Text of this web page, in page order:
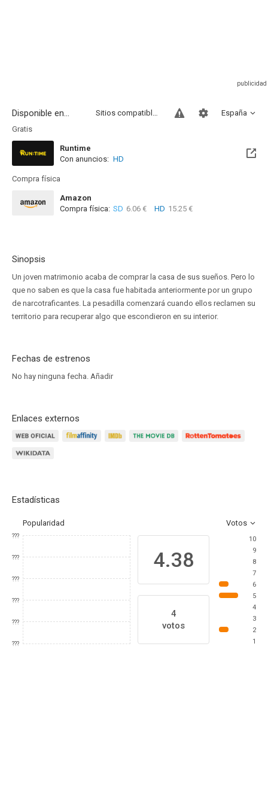
Disponible en... España
Sitios compatibles
Gratis
Runtime
Con anuncios: HD
Compra física
Amazon
Compra física: SD 6.06 € HD 15.25 €
Sinopsis
Un joven matrimonio acaba de comprar la casa de sus sueños. Pero lo
que no saben es que la casa fue habitada anteriormente por un grupo
de narcotraficantes. La pesadilla comenzará cuando ellos reclamen su
territorio para recuperar algo que escondieron en su interior.
Fechas de estrenos
No hay ninguna fecha. Añadir
Enlaces externos
Estadísticas
Popularidad Votos
???
???
???
???
???
???
4.38
4
votos
10
9
8
7
6
5
4
3
2
1